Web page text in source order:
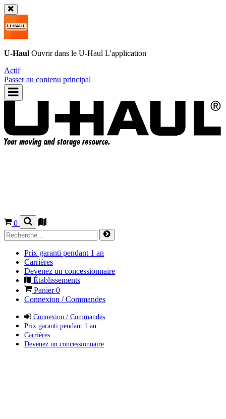
U-Haul Ouvrir dans le U-Haul L'application
Actif
Passer au contenu principal
0
Prix garanti pendant 1 an
Carrières
Devenez un concessionnaire
Établissements
Panier0
Connexion / Commandes
Connexion / Commandes
Prix garanti pendant 1 an
Carrières
Devenez un concessionnaire